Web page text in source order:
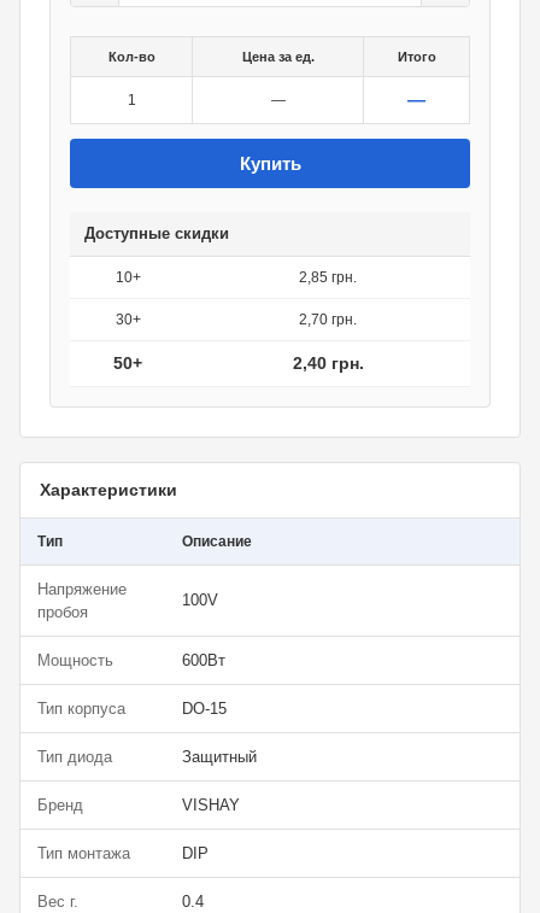
Кол-во Цена за ед. Итого
1 — —
Купить
Доступные скидки
10+ 2,85 грн.
30+ 2,70 грн.
50+ 2,40 грн.
Характеристики
Тип Описание
Напряжение
пробоя
100V
Мощность 600Вт
Тип корпуса DO-15
Тип диода Защитный
Бренд VISHAY
Тип монтажа DIP
Вес г. 0.4